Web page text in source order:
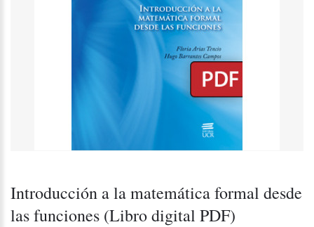
Introducción a la matemática formal desde
las funciones (Libro digital PDF)